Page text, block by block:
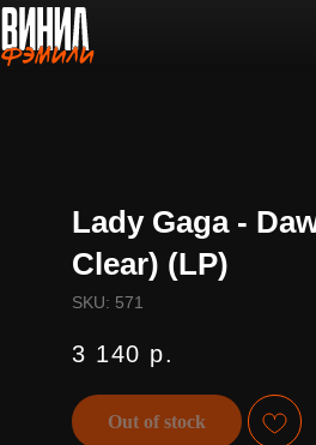
Lady Gaga -
Clear) (LP)
SKU: 571
3 140 р.
Out of stock